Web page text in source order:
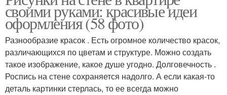
своими руками: красивые идеи
оформления (58 фото)
Разнообразие красок . Есть огромное количество красок,
различающихся по цветам и структуре. Можно создать
такое изображение, какое душе угодно. Долговечность .
Роспись на стене сохраняется надолго. А если какая-то
деталь картинки стерлась, то ее всегда можно